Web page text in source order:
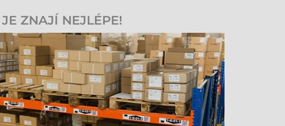
ZNAJÍ NEJLÉPE!